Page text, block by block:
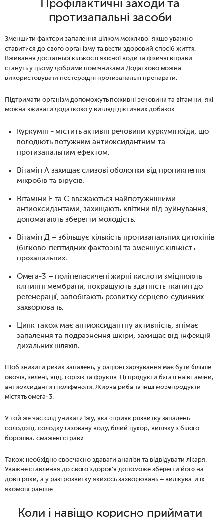
Профілактичні заходи та
протизапальні засоби
Зменшити фактори запалення цілком можливо, якщо уважно
ставитися до свого організму та вести здоровий спосіб життя.
Вживання достатньої кількості якісної води та фізичні вправи
стануть у цьому добрими помічниками.Додатково можна
використовувати нестероїдні протизапальні препарати.
Підтримати організм допоможуть поживні речовини та вітаміни, які
можна вживати додатково у вигляді дієтичних добавок:
Куркумін - містить активні речовини куркуміноїди, що
володіють потужним антиоксидантним та
протизапальним ефектом.
Вітамін А захищає слизові оболонки від проникнення
мікробів та вірусів.
Вітаміни Е та С вважаються найпотужнішими
антиоксидантами, захищають клітини від руйнування,
допомагають зберегти молодість.
Вітамін Д – збільшує кількість протизапальних цитокінів
(білково-пептидних факторів) та зменшує кількість
прозапальних.
Омега-3 – поліненасичені жирні кислоти зміцнюють
клітинні мембрани, покращують здатність тканин до
регенерації, запобігають розвитку серцево-судинних
захворювань.
Цинк також має антиоксидантну активність, знімає
запалення та подразнення шкіри, захищає від інфекцій
дихальних шляхів.
Щоб знизити ризик запалень, у раціоні харчування має бути більше
овочів, зелені, ягід, горіхів та фруктів. Ці продукти багаті на вітаміни,
антиоксиданти і поліфеноли. Жирна риба та інші морепродукти
містять омега-3.
У той же час слід уникати їжу, яка сприяє розвитку запалень:
солодощі, солодку газовану воду, білий цукор, випічку з білого
борошна, смажені страви.
Також необхідно своєчасно здавати аналізи та відвідувати лікаря.
Уважне ставлення до свого здоров'я допоможе зберегти його на
довгі роки, а у разі розвитку якихось захворювань – вилікувати їх
якомога раніше.
Коли і навіщо корисно приймати